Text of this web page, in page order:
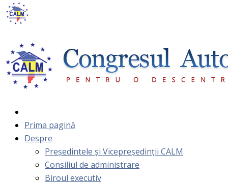
Prima pagină
Despre
Președintele și Vicepreședinții CALM
Consiliul de administrare
Biroul executiv